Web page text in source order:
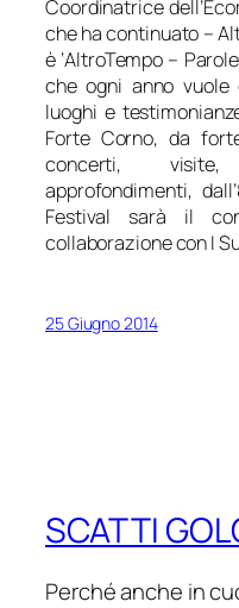
Coordinatrice
che ha continuato –
è ‘AltroTempo –
che ogni anno
luoghi e
Forte Corno, da
concerti,
approfondimenti,
Festival sarà il
collaborazione con I
25 Giugno 2014
SCATTI
Perché anche in